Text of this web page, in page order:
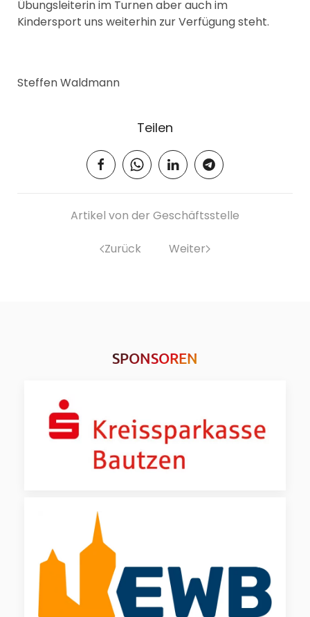
Übungsleiterin im Turnen aber auch im
Kindersport uns weiterhin zur Verfügung steht.
Steffen Waldmann
Teilen
Artikel von der Geschäftsstelle
Zurück Weiter
SPONSOREN